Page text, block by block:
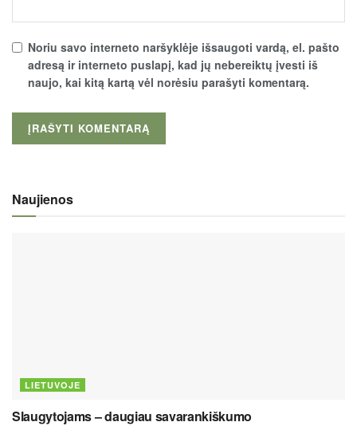
Noriu savo interneto naršyklėje išsaugoti vardą, el. pašto
adresą ir interneto puslapį, kad jų nebereiktų įvesti iš
naujo, kai kitą kartą vėl norėsiu parašyti komentarą.
Naujienos
LIETUVOJE
Slaugytojams – daugiau savarankiškumo